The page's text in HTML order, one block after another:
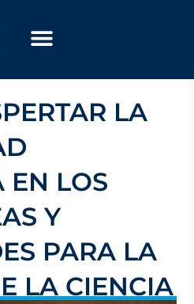
LA
EN LOS
Y
PARA LA
LA CIENCIA